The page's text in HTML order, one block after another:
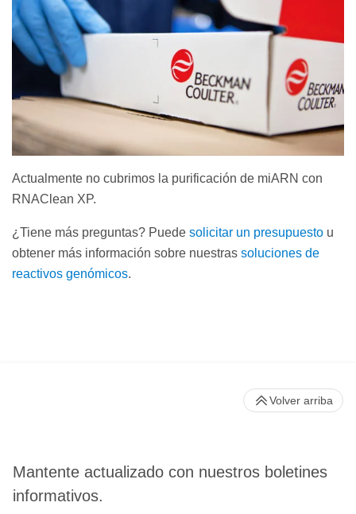
Actualmente no cubrimos la purificación de miARN con
RNAClean XP.
¿Tiene más preguntas? Puede solicitar un presupuesto u
obtener más información sobre nuestras soluciones de
reactivos genómicos.
Mantente actualizado con nuestros boletines
informativos.
Volver arriba